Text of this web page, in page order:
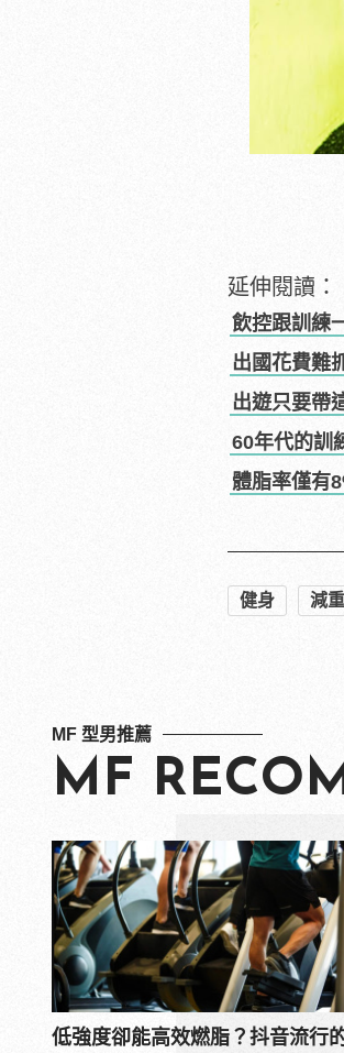
延伸閱讀：
飲控跟訓練
出國花費難
出遊只要帶
60年代的訓
體脂率僅有
健身 減重
MF 型男推薦
MF
低強度卻能高效燃脂？抖音流行